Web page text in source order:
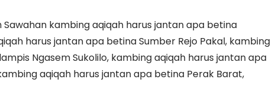
kambing aqiqah harus jantan apa betina
harus jantan apa betina Sumber Rejo Pakal, kambing
Ngasem Sukolilo, kambing aqiqah harus jantan apa
aqiqah harus jantan apa betina Perak Barat,